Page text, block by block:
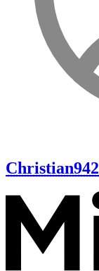
Christian942